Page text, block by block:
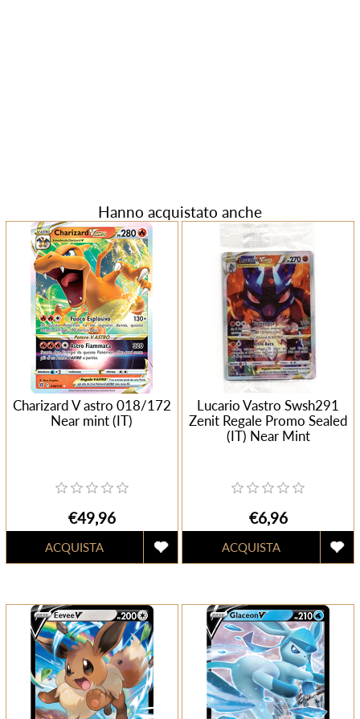
Hanno acquistato anche
Charizard V astro 018/172
Near mint (IT)
€49,96
Lucario Vastro Swsh291
Zenit Regale Promo Sealed
(IT) Near Mint
€6,96